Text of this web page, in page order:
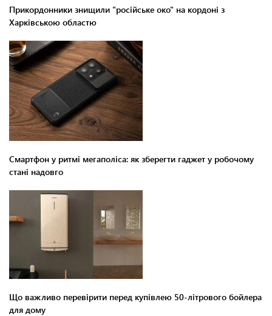
Прикордонники знищили "російське око" на кордоні з
Харківською областю
Смартфон у ритмі мегаполіса: як зберегти гаджет у робочому
стані надовго
Що важливо перевірити перед купівлею 50-літрового бойлера
для дому